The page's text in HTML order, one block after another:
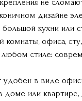
не
дизайне
кухни или
комнаты, офиса,
любом стиле:
удобен в виде
доме или квартире,